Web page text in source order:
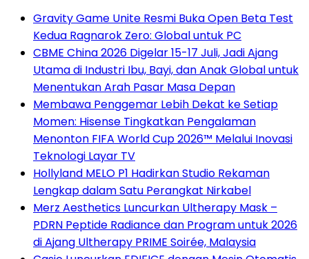
Gravity Game Unite Resmi Buka Open Beta Test
Kedua Ragnarok Zero: Global untuk PC
CBME China 2026 Digelar 15-17 Juli, Jadi Ajang
Utama di Industri Ibu, Bayi, dan Anak Global untuk
Menentukan Arah Pasar Masa Depan
Membawa Penggemar Lebih Dekat ke Setiap
Momen: Hisense Tingkatkan Pengalaman
Menonton FIFA World Cup 2026™ Melalui Inovasi
Teknologi Layar TV
Hollyland MELO P1 Hadirkan Studio Rekaman
Lengkap dalam Satu Perangkat Nirkabel
Merz Aesthetics Luncurkan Ultherapy Mask –
PDRN Peptide Radiance dan Program untuk 2026
di Ajang Ultherapy PRIME Soirée, Malaysia